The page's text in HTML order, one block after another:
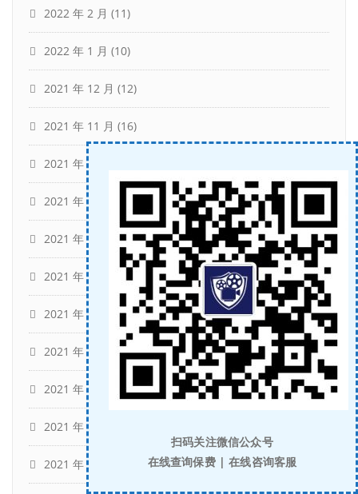
2022 年 2 月 (11)
2022 年 1 月 (10)
2021 年 12 月 (12)
2021 年 11 月 (16)
2021 年 10 月
2021 年 9 月
2021 年 8 月 (17)
2021 年 6 月
2021 年 5 月 (2)
2021 年 4 月 (4)
2021 年 3 月
2021 年 2 月
2021 年 1 月
扫码关注微信公众号
在线查询保费 | 在线咨询客服